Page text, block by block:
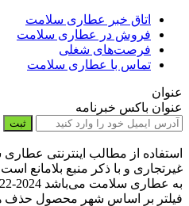
اتاق خبر عطاری سلامت
فروش در عطاری سلامت
فرصت‌های شغلی
تماس با عطاری سلامت
عنوان
عنوان باکس خبرنامه
ثبت
استفاده از مطالب اینترنتی
غیرتجاری و با ذکر منبع بلامانع
به عطاری سلامت می‌باشد 2024
فیلتر بر اساس شهر محصول حذف